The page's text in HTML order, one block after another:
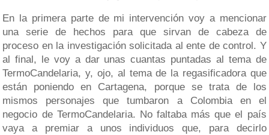
En la primera parte de mi intervención voy a mencionar
una serie de hechos para que sirvan de cabeza de
proceso en la investigación solicitada al ente de control. Y
al final, le voy a dar unas cuantas puntadas al tema de
TermoCandelaria, y, ojo, al tema de la regasificadora que
están poniendo en Cartagena, porque se trata de los
mismos personajes que tumbaron a Colombia en el
negocio de TermoCandelaria. No faltaba más que el país
vaya a premiar a unos individuos que, para decirlo